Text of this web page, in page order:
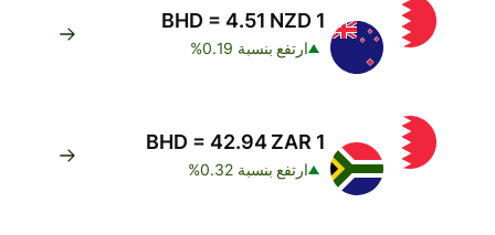
1 BHD = 4.51 NZD
ارتفع بنسبة 0.19%
1 BHD = 42.94 ZAR
ارتفع بنسبة 0.32%